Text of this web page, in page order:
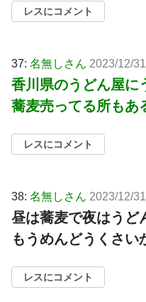
レスにコメント
37: 名無しさん 2023/12/
香川県のうどん屋に
蕎麦売ってる所もあ
レスにコメント
38: 名無しさん 2023/12/
昼は蕎麦で夜はうど
もうめんどうくさい
レスにコメント